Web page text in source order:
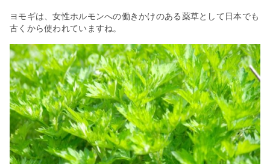
ヨモギは、女性ホルモンへの働きかけのある薬草として日本でも
古くから使われていますね。